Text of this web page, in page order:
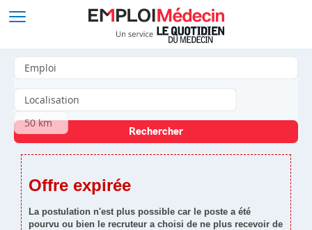
Offre expirée
La postulation n'est plus possible car le poste a été
pourvu ou bien le recruteur a choisi de ne plus recevoir de